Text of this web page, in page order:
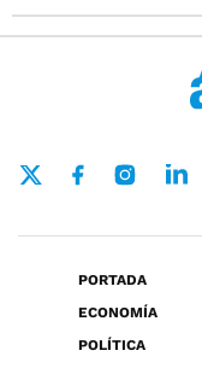
PORTADA
ECONOMÍA
POLÍTICA